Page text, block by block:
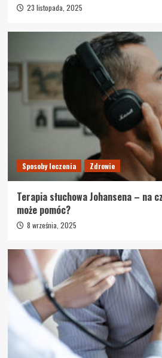
23 listopada, 2025
Sposoby leczenia Zdrowie
Terapia słuchowa Johansena – na
może pomóc?
8 września, 2025